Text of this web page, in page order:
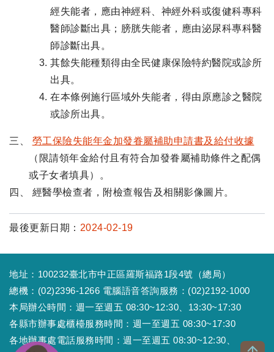
經失能者，應由神經科、神經外科或復健科專科
醫師診斷出具；膀胱失能者，應由泌尿科專科醫
師診斷出具。
其餘失能種類得由全民健康保險特約醫院或診所
出具。
在本條例施行區域外失能者，得由原應診之醫院
或診所出具。
三、 勞工保險失能年金加發眷屬補助申請書及給付收據
（限請領年金給付且有符合加發眷屬補助條件之配偶
或子女者填具）。
四、 經醫學檢查者，附檢查報告及相關影像圖片。
最後更新日期： 2024-02-19
地址：100232臺北市中正區羅斯福路1段4號（總局）
總機：(02)2396-1266 電腦語音答詢服務：(02)2192-1000
本局辦公時間：週一至週五 08:30~12:30、13:30~17:30
各縣市辦事處櫃檯服務時間：週一至週五 08:30~17:30
各地辦事處電話服務時間：週一至週五 08:30~12:30、